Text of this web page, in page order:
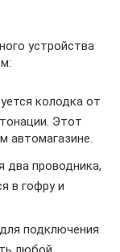
устройства
колодка от
Этот
автомагазине.
два проводника,
в гофру и
подключения